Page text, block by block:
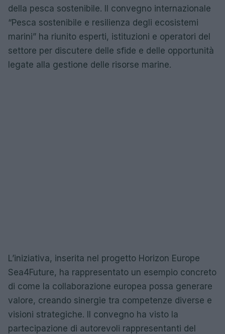
della pesca sostenibile. Il convegno internazionale
“Pesca sostenibile e resilienza degli ecosistemi
marini” ha riunito esperti, istituzioni e operatori del
settore per discutere delle sfide e delle opportunità
legate alla gestione delle risorse marine.
L’iniziativa, inserita nel progetto Horizon Europe
Sea4Future, ha rappresentato un esempio concreto
di come la collaborazione europea possa generare
valore, creando sinergie tra competenze diverse e
visioni strategiche. Il convegno ha visto la
partecipazione di autorevoli rappresentanti del